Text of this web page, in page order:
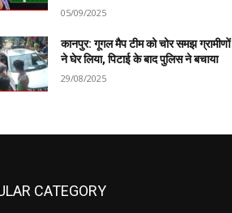
05/09/2025
कानपुर: गूगल मैप टीम को चोर समझ ग्रामीणों
ने घेर लिया, पिटाई के बाद पुलिस ने बचाया
29/08/2025
CATEGORY